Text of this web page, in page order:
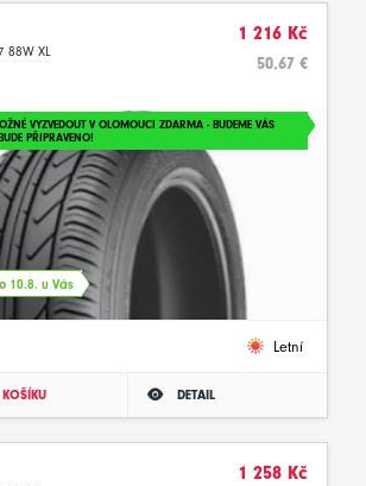
88W XL
1 216 Kč
50.67 €
VYZVEDOUT V OLOMOUCI ZDARMA - BUDEME VÁS
PŘIPRAVENO!
10.8. u Vás
Letní
KOŠÍKU DETAIL
1 258 Kč